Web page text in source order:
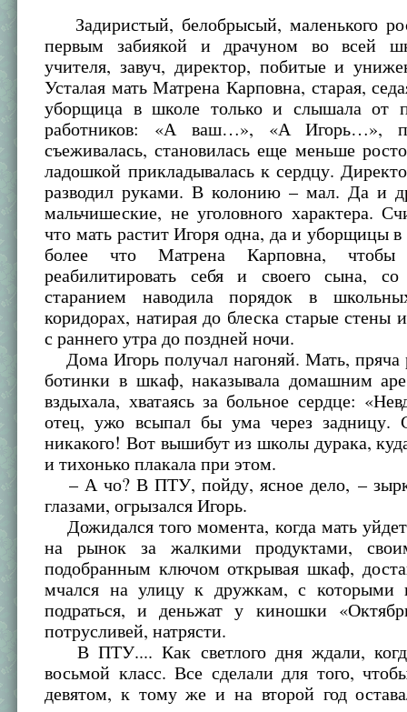
Задиристый, белобрысый, маленького
первым забиякой и драчуном во всей
учителя, завуч, директор, побитые и
Усталая мать Матрена Карповна, старая,
уборщица в школе только и слышала от
работников: «А ваш…», «А Игорь…»,
съеживалась, становилась еще меньше
ладошкой прикладывалась к сердцу.
разводил руками. В колонию – мал. Да и
мальчишеские, не уголовного характера.
что мать растит Игоря одна, да и уборщицы
более что Матрена Карповна, чтобы
реабилитировать себя и своего сына,
старанием наводила порядок в
коридорах, натирая до блеска старые стены
с раннего утра до поздней ночи.
Дома Игорь получал нагоняй. Мать, пряча
ботинки в шкаф, наказывала домашним
вздыхала, хватаясь за больное сердце:
отец, ужо всыпал бы ума через задницу.
никакого! Вот вышибут из школы дурака,
и тихонько плакала при этом.
– А чо? В ПТУ, пойду, ясное дело, –
глазами, огрызался Игорь.
Дожидался того момента, когда мать
на рынок за жалкими продуктами,
подобранным ключом открывая шкаф,
мчался на улицу к дружкам, с которыми
подраться, и деньжат у киношки
потрусливей, натрясти.
В ПТУ.... Как светлого дня ждали,
восьмой класс. Все сделали для того,
девятом, к тому же и на второй год